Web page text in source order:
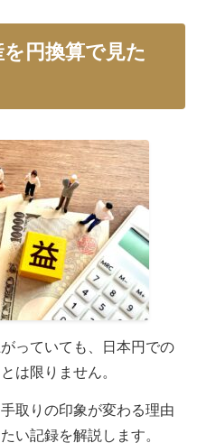
を円換算で見た
っていても、日本円での
は限りません。
取りの印象が変わる理由
い記録を解説します。